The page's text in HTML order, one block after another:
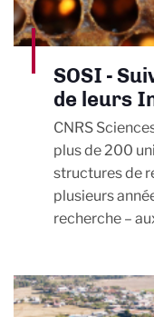
SOSI -
de leurs
CNRS
plus de 200
structures de
plusieurs
recherche –